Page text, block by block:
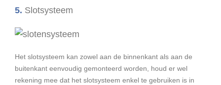
5. Slotsysteem
Het slotsysteem kan zowel aan de binnenkant als aan de
buitenkant eenvoudig gemonteerd worden, houd er wel
rekening mee dat het slotsysteem enkel te gebruiken is in